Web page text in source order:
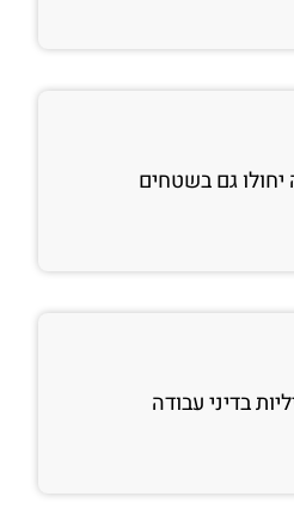
יחולו גם בשטחים
בדיני עבודה